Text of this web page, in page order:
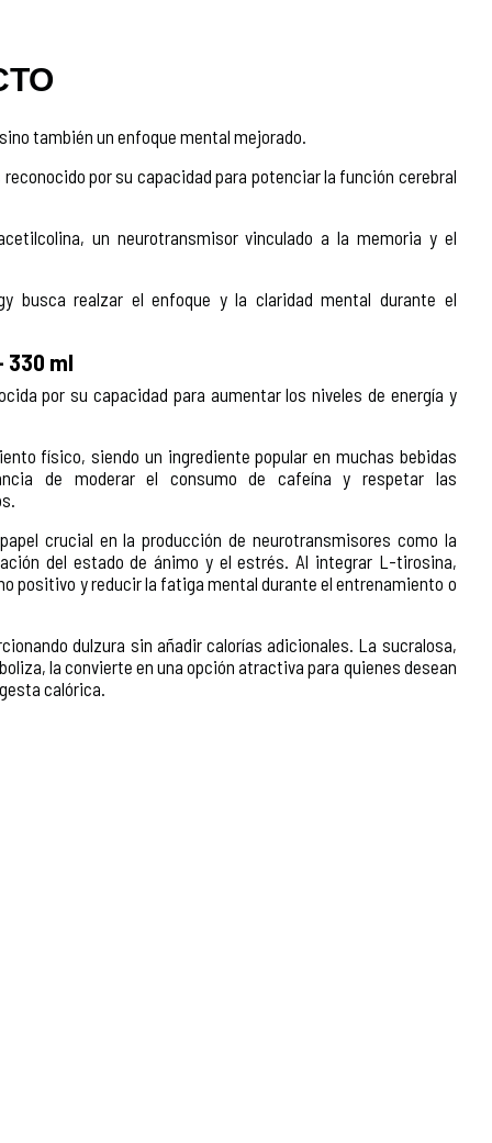
también un enfoque mental mejorado.
por su capacidad para potenciar la función cerebral
un neurotransmisor vinculado a la memoria y el
busca realzar el enfoque y la claridad mental durante el
330 ml
por su capacidad para aumentar los niveles de energía y
físico, siendo un ingrediente popular en muchas bebidas
de moderar el consumo de cafeína y respetar las
crucial en la producción de neurotransmisores como la
del estado de ánimo y el estrés. Al integrar L-tirosina,
positivo y reducir la fatiga mental durante el entrenamiento o
dulzura sin añadir calorías adicionales. La sucralosa,
la convierte en una opción atractiva para quienes desean
calórica.